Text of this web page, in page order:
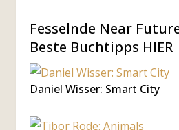
Fesselnde Near
Beste Buchtipps HIER
Daniel Wisser: Smart City